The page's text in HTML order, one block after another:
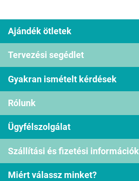
Ajándék ötletek
Tervezési segédlet
Gyakran ismételt kérdések
Rólunk
Ügyfélszolgálat
Szállítási és fizetési információk
Miért válassz minket?